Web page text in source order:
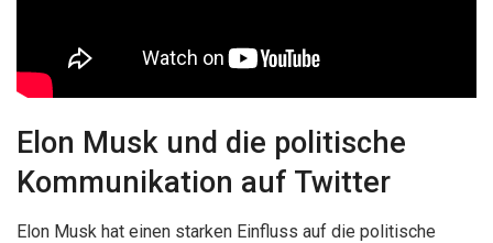
Elon Musk und die politische
Kommunikation auf Twitter
Elon Musk hat einen starken Einfluss auf die politische